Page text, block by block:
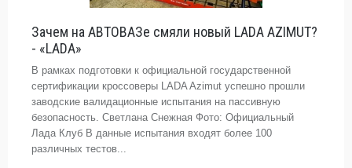
Зачем на АВТОВАЗе смяли новый LADA AZIMUT?
- «LADA»
В рамках подготовки к официальной государственной
сертификации кроссоверы LADA Azimut успешно прошли
заводские валидационные испытания на пассивную
безопасность. Светлана Снежная Фото: Официальный
Лада Клуб В данные испытания входят более 100
различных тестов...